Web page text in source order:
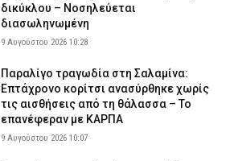
δικύκλου – Νοσηλεύεται
διασωληνωμένη
9 Αυγούστου 2026 10:28
Παραλίγο τραγωδία στη Σαλαμίνα:
Επτάχρονο κορίτσι ανασύρθηκε χωρίς
τις αισθήσεις από τη θάλασσα – Το
επανέφεραν με ΚΑΡΠΑ
9 Αυγούστου 2026 10:07